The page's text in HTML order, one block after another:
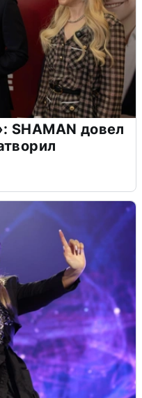
SHAMAN довел